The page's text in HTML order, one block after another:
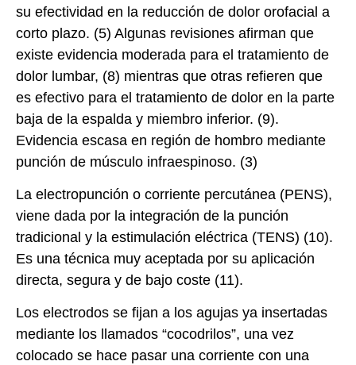
su efectividad en la reducción de dolor orofacial a
corto plazo. (5) Algunas revisiones afirman que
existe evidencia moderada para el tratamiento de
dolor lumbar, (8) mientras que otras refieren que
es efectivo para el tratamiento de dolor en la parte
baja de la espalda y miembro inferior. (9).
Evidencia escasa en región de hombro mediante
punción de músculo infraespinoso. (3)
La electropunción o corriente percutánea (PENS),
viene dada por la integración de la punción
tradicional y la estimulación eléctrica (TENS) (10).
Es una técnica muy aceptada por su aplicación
directa, segura y de bajo coste (11).
Los electrodos se fijan a los agujas ya insertadas
mediante los llamados “cocodrilos”, una vez
colocado se hace pasar una corriente con una